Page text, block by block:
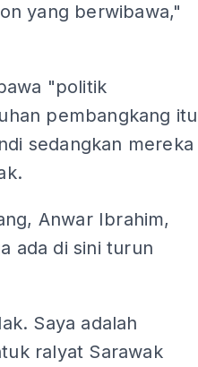
yang berwibawa,"
"politik
pembangkang itu
sedangkan mereka
Anwar Ibrahim,
ada di sini turun
Saya adalah
ralyat Sarawak